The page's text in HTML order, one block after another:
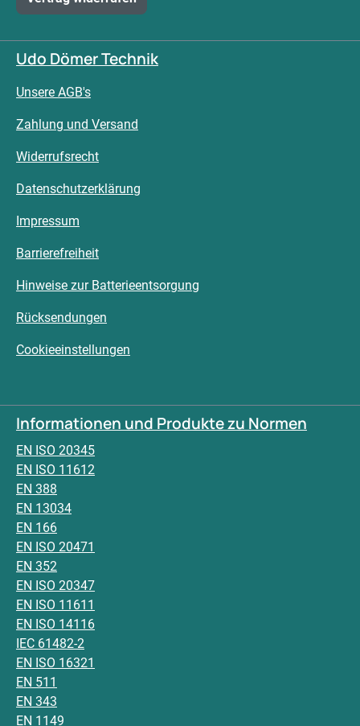
Udo Dömer Technik
Unsere AGB's
Zahlung und Versand
Widerrufsrecht
Datenschutzerklärung
Impressum
Barrierefreiheit
Hinweise zur Batterieentsorgung
Rücksendungen
Cookieeinstellungen
Informationen und Produkte zu Normen
EN ISO 20345
EN ISO 11612
EN 388
EN 13034
EN 166
EN ISO 20471
EN 352
EN ISO 20347
EN ISO 11611
EN ISO 14116
IEC 61482-2
EN ISO 16321
EN 511
EN 343
EN 1149